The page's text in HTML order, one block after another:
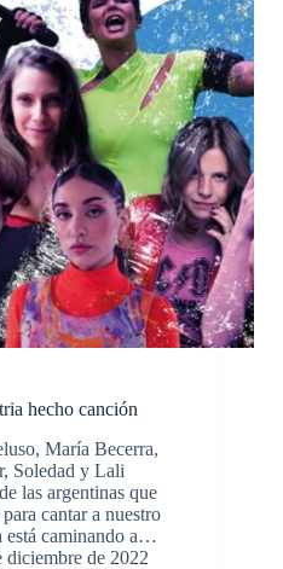
hecho canción
María Becerra,
Soledad y Lali
las argentinas que
cantar a nuestro
está caminando a…
diciembre de 2022